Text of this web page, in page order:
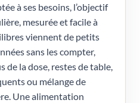
à ses besoins, l’objectif
mesurée et facile à
viennent de petits
sans les compter,
de la dose, restes de table,
ou mélange de
Une alimentation